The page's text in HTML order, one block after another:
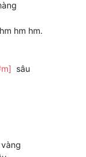
hm hm hm.
sâu
vàng